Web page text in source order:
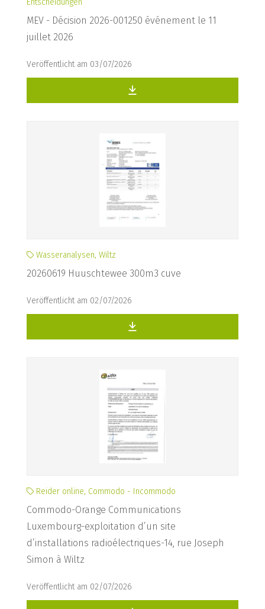
Entscheidungen
MEV - Décision 2026-001250 événement le 11
juillet 2026
Veröffentlicht am 03/07/2026
Wasseranalysen, Wiltz
20260619 Huuschtewee 300m3 cuve
Veröffentlicht am 02/07/2026
Reider online, Commodo - Incommodo
Commodo-Orange Communications
Luxembourg-exploitation d’un site
d’installations radioélectriques-14, rue Joseph
Simon à Wiltz
Veröffentlicht am 02/07/2026